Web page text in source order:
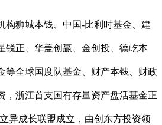
狮城本钱、中国-比利时基金、建
锐正、华盖创赢、金创投、德屹本
等全球国度队基金、财产本钱、财政
，浙江首支国有存量资产盘活基金正
异成长联盟成立，由创东方投资领